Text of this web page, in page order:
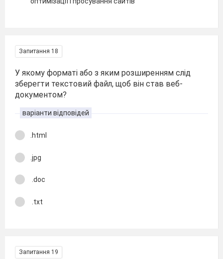
Запитання 18
У якому форматі або з яким розширенням слід
зберегти текстовий файл, щоб він став веб-
документом?
варіанти відповідей
.html
.jpg
.doc
.txt
Запитання 19